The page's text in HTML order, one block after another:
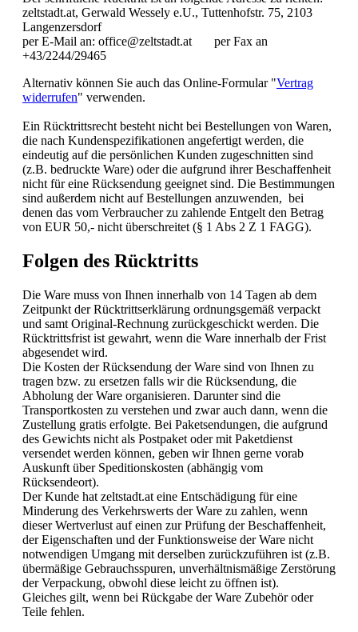
zeltstadt.at, Gerwald Wessely e.U., Tuttenhofstr. 75, 2103
Langenzersdorf
per E-Mail an: office@zeltstadt.at per Fax an
+43/2244/29465
Alternativ können Sie auch das Online-Formular "Vertrag
widerrufen" verwenden.
Ein Rücktrittsrecht besteht nicht bei Bestellungen von Waren,
die nach Kundenspezifikationen angefertigt werden, die
eindeutig auf die persönlichen Kunden zugeschnitten sind
(z.B. bedruckte Ware) oder die aufgrund ihrer Beschaffenheit
nicht für eine Rücksendung geeignet sind. Die Bestimmungen
sind außerdem nicht auf Bestellungen anzuwenden, bei
denen das vom Verbraucher zu zahlende Entgelt den Betrag
von EUR 50,- nicht überschreitet (§ 1 Abs 2 Z 1 FAGG).
Folgen des Rücktritts
Die Ware muss von Ihnen innerhalb von 14 Tagen ab dem
Zeitpunkt der Rücktrittserklärung ordnungsgemäß verpackt
und samt Original-Rechnung zurückgeschickt werden. Die
Rücktrittsfrist ist gewahrt, wenn die Ware innerhalb der Frist
abgesendet wird.
Die Kosten der Rücksendung der Ware sind von Ihnen zu
tragen bzw. zu ersetzen falls wir die Rücksendung, die
Abholung der Ware organisieren. Darunter sind die
Transportkosten zu verstehen und zwar auch dann, wenn die
Zustellung gratis erfolgte. Bei Paketsendungen, die aufgrund
des Gewichts nicht als Postpaket oder mit Paketdienst
versendet werden können, geben wir Ihnen gerne vorab
Auskunft über Speditionskosten (abhängig vom
Rücksendeort).
Der Kunde hat zeltstadt.at eine Entschädigung für eine
Minderung des Verkehrswerts der Ware zu zahlen, wenn
dieser Wertverlust auf einen zur Prüfung der Beschaffenheit,
der Eigenschaften und der Funktionsweise der Ware nicht
notwendigen Umgang mit derselben zurückzuführen ist (z.B.
übermäßige Gebrauchsspuren, unverhältnismäßige Zerstörung
der Verpackung, obwohl diese leicht zu öffnen ist).
Gleiches gilt, wenn bei Rückgabe der Ware Zubehör oder
Teile fehlen.